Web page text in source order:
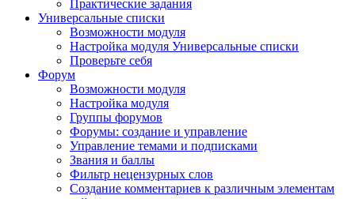
Практические задания
Универсальные списки
Возможности модуля
Настройка модуля Универсальные списки
Проверьте себя
Форум
Возможности модуля
Настройка модуля
Группы форумов
Форумы: создание и управление
Управление темами и подписками
Звания и баллы
Фильтр нецензурных слов
Создание комментариев к различным элементам